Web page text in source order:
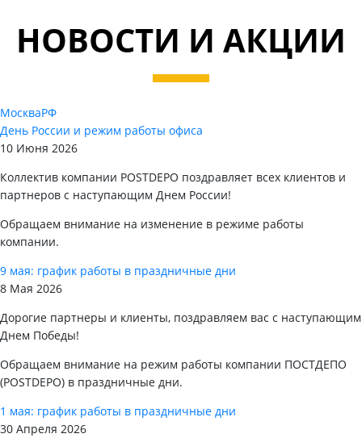
НОВОСТИ И АКЦИИ
МоскваРФ
День России и режим работы офиса
10 Июня 2026
Коллектив компании POSTDEPO поздравляет всех клиентов и
партнеров с наступающим Днем России!
Обращаем внимание на изменение в режиме работы
компании.
9 мая: график работы в праздничные дни
8 Мая 2026
Дорогие партнеры и клиенты, поздравляем вас с наступающим
Днем Победы!
Обращаем внимание на режим работы компании ПОСТДЕПО
(POSTDEPO) в праздничные дни.
1 мая: график работы в праздничные дни
30 Апреля 2026